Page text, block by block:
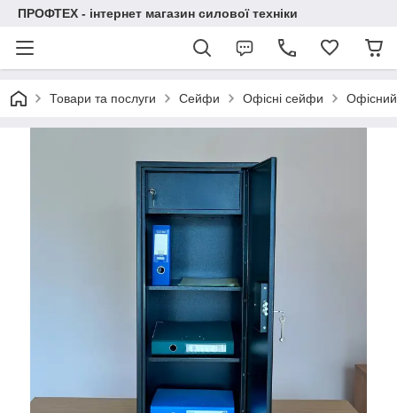
ПРОФТЕХ - інтернет магазин силової техніки
Товари та послуги Сейфи Офісні сейфи